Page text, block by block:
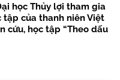
học Thủy lợi tham gia
tập của thanh niên Việt
cứu, học tập “Theo dấu